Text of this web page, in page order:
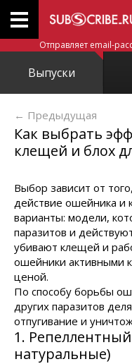
Отправляет email-
Выпуски
← Предыдущая
Как выбрать
клещей и блох
Выбор зависит от
действие ошейника и
варианты: модели,
паразитов и
убивают клещей и
ошейники активными
ценой.
По способу борьбы
других паразитов
отпугивание и
1.
натуральные)